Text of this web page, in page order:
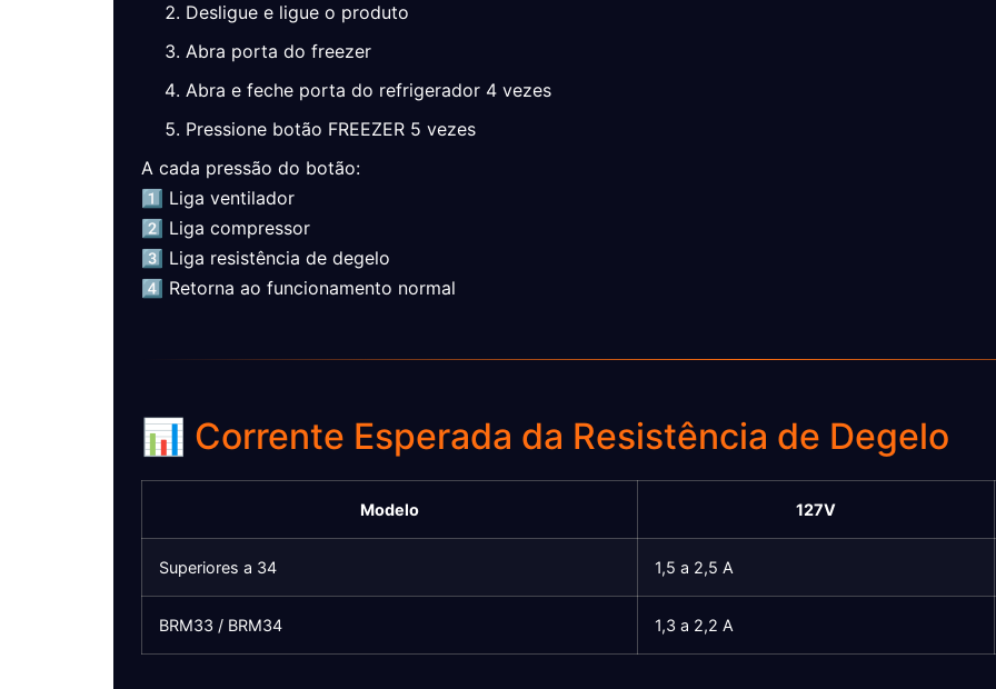
Desligue e ligue o produto
Abra porta do freezer
Abra e feche porta do refrigerador 4 vezes
Pressione botão FREEZER 5 vezes
A cada pressão do botão:
1️⃣ Liga ventilador
2️⃣ Liga compressor
3️⃣ Liga resistência de degelo
4️⃣ Retorna ao funcionamento normal
📊 Corrente Esperada da Resistência de Degelo
Modelo 127V
Superiores a 34 1,5 a 2,5 A
BRM33 / BRM34 1,3 a 2,2 A